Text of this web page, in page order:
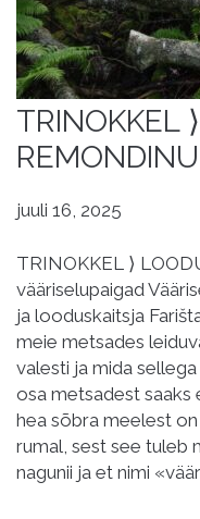
TRINOKKEL
juuli 16, 2025
TRINOKKEL ⟩
vääriselupaigad
ja looduskaitsja
meie metsades
valesti ja mida
osa metsadest saaks
hea sõbra meelest
rumal, sest see tuleb
nagunii ja et nimi